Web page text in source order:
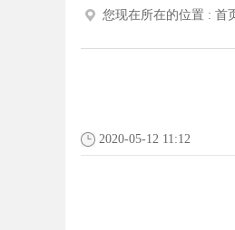
您现在所在的位置 : 首
2020-05-12 11:12